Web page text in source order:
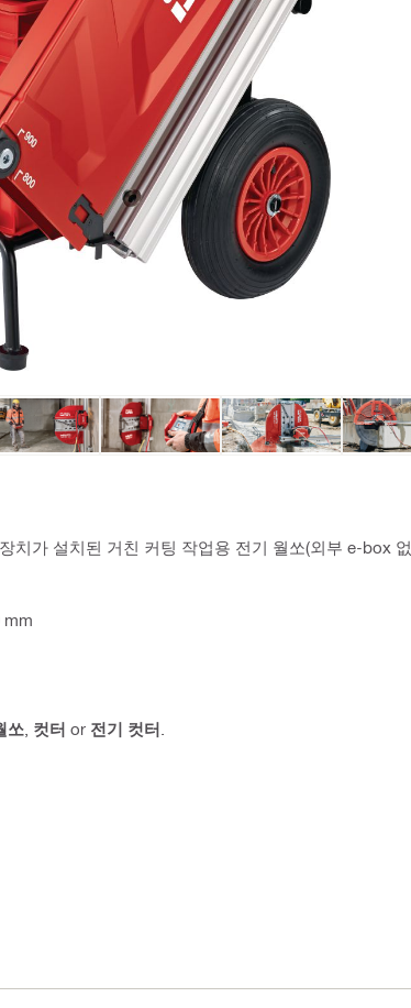
치가 설치된 거친 커팅 작업용 전기 월쏘(외부 e-box 없
mm
쏘 컷터 or 전기 컷터